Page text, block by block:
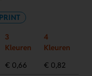
3
Kleuren
4
Kleuren
€ 0,66
€ 0,82